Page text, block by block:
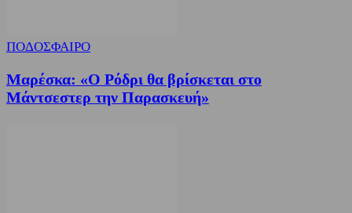
ΠΟΔΟΣΦΑΙΡΟ
Μαρέσκα: «Ο Ρόδρι θα βρίσκεται στο
Μάντσεστερ την Παρασκευή»